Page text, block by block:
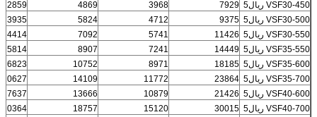
VSF30-450 ريال5
7929
3968
4869
2859
VSF30-500 ريال5
9375
4712
5824
3935
VSF30-550 ريال5
11426
5741
7092
4414
VSF35-550 ريال5
14449
7241
8907
5814
VSF35-600 ريال5
18185
8971
10752
6823
VSF35-700 ريال5
23864
11772
14109
10627
VSF40-600 ريال5
21426
10879
13666
7637
VSF40-700 ريال5
30015
15120
18757
10364